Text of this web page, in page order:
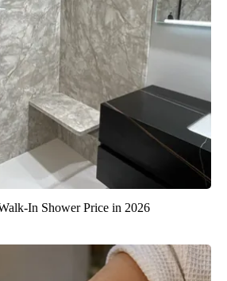
In Shower Price in 2026